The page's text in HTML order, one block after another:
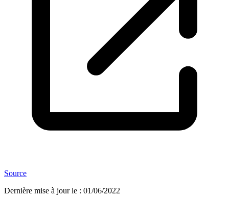
Source
Dernière mise à jour le : 01/06/2022